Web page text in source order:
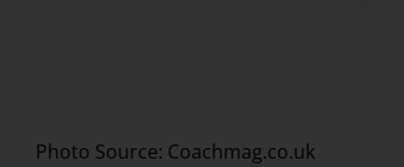
Photo Source: Coachmag.co.uk